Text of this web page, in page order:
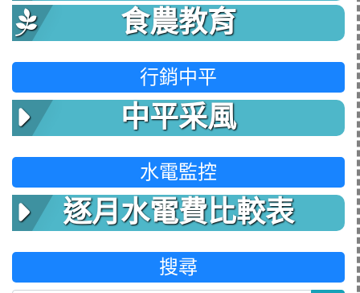
食農教育
行銷中平
中平采風
水電監控
逐月水電費比較表
搜尋